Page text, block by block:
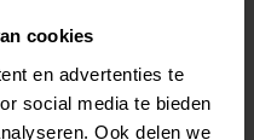
cookies
en advertenties te
social media te bieden
Ook delen we